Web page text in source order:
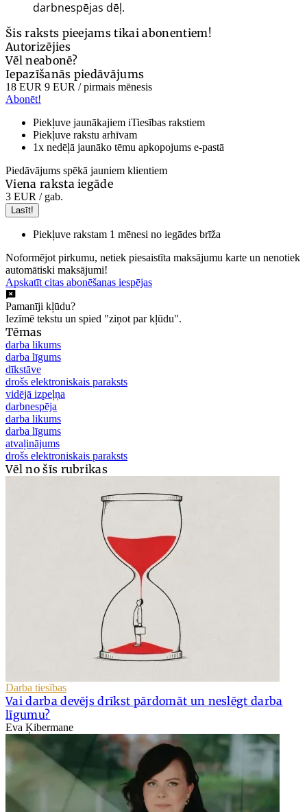
darbnespējas dēļ.
Šis raksts pieejams tikai abonentiem!
Autorizējies
Vēl neabonē?
Iepazīšanās piedāvājums
18 EUR 9 EUR / pirmais mēnesis
Abonēt!
Piekļuve jaunākajiem iTiesības rakstiem
Piekļuve rakstu arhīvam
1x nedēļā jaunāko tēmu apkopojums e-pastā
Piedāvājums spēkā jauniem klientiem
Viena raksta iegāde
3 EUR / gab.
Lasīt!
Piekļuve rakstam 1 mēnesi no iegādes brīža
Noformējot pirkumu, netiek piesaistīta maksājumu karte un nenotiek
automātiski maksājumi!
Apskatīt citas abonēšanas iespējas
Pamanīji kļūdu?
Iezīmē tekstu un spied "ziņot par kļūdu".
Tēmas
darba likums
darba līgums
dīkstāve
drošs elektroniskais paraksts
vidējā izpeļņa
darbnespēja
darba likums
darba līgums
atvaļinājums
drošs elektroniskais paraksts
Vēl no šīs rubrikas
Darba tiesības
Vai darba devējs drīkst pārdomāt un neslēgt darba
līgumu?
Eva Ķibermane